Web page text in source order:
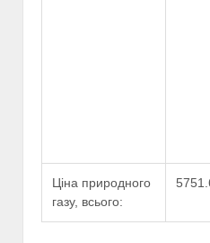
Ціна природного
газу, всього: